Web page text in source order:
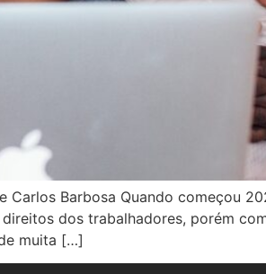
Barbosa Quando começou
dos trabalhadores, porém
muita […]